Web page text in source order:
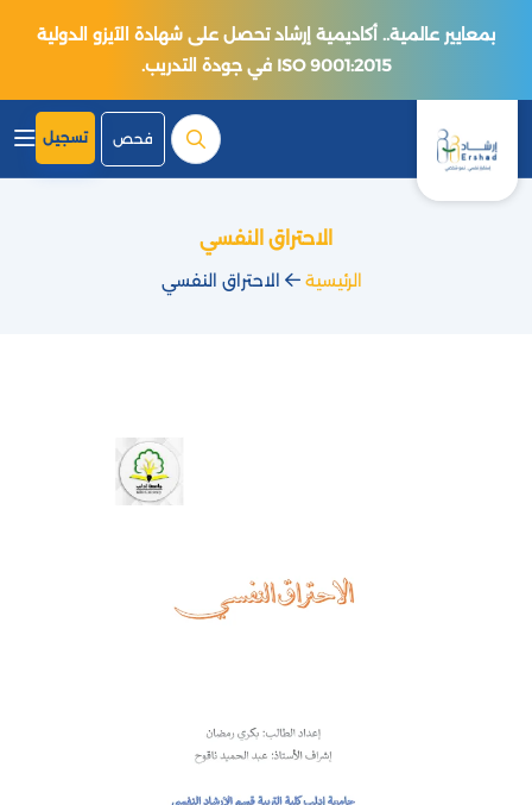
بمعايير عالمية.. أكاديمية إرشاد تحصل على شهادة الآيزو الدولية
ISO 9001:2015 في جودة التدريب.
فحص تسجيل
الاحتراق النفسي
الرئيسية الاحتراق النفسي